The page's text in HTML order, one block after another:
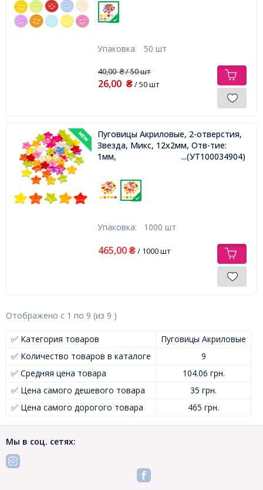
Упаковка: 50 шт
40,00₴/ 50 шт
26,00 ₴/ 50 шт
Пуговицы Акриловые, 2-отверстия,
Звезда, Микс, 12х2мм, Отв-тие:
1мм,
...(УТ100034904)
Упаковка: 1000 шт
465,00 ₴/ 1000 шт
Отображено с 1 по 9 (из 9 )
✅ Категория товаров
Пуговицы Акриловые
✅ Количество товаров в каталоге
9
✅ Средняя цена товара
104.06 грн.
✅ Цена самого дешевого товара
35 грн.
✅ Цена самого дорогого товара
465 грн.
Мы в соц. сетях: